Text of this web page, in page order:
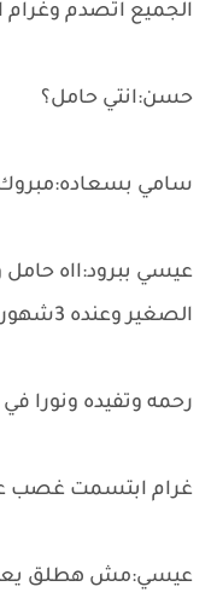
الجميع اتصدم
حسن:انتي حامل؟
سامي بسعاده:مبروك
عيسي ببرود:ااه
الصغير وعنده 3شهور
رحمه وتفيده ونورا
غرام ابتسمت غصب
عيسي:مش هطلق